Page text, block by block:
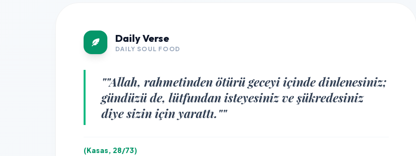
Daily Verse
DAILY SOUL FOOD
""Allah, rahmetinden ötürü geceyi içinde dinlenesiniz;
gündüzü de, lütfundan isteyesiniz ve şükredesiniz
diye sizin için yarattı.""
(Kasas, 28/73)